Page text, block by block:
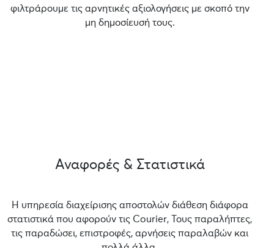
φιλτράρουμε τις αρνητικές αξιολογήσεις με σκοπό την
μη δημοσίευσή τους.
Αναφορές & Στατιστικά
Η υπηρεσία διαχείρισης αποστολών διάθεση διάφορα
στατιστικά που αφορούν τις Courier, Τους παραλήπτες,
τις παραδώσει, επιστροφές, αρνήσεις παραλαβών και